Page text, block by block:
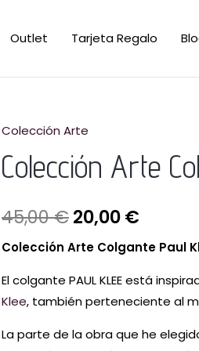
Outlet Tarjeta Regalo
Colección Arte
Colección Arte
45,00€
El
precio
original
20,00€
precio
Colección Arte Colgante Paul
El colgante PAUL KLEE está
Klee, también perteneciente al
La parte de la obra que he